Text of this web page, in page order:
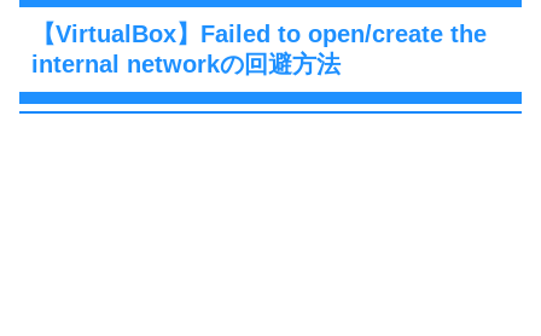
【VirtualBox】Failed to open/create the
internal networkの回避方法